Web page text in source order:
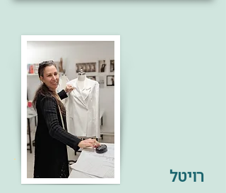
רויטל